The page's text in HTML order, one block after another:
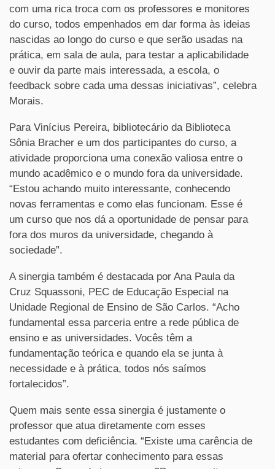
com uma rica troca com os professores e monitores
do curso, todos empenhados em dar forma às ideias
nascidas ao longo do curso e que serão usadas na
prática, em sala de aula, para testar a aplicabilidade
e ouvir da parte mais interessada, a escola, o
feedback sobre cada uma dessas iniciativas”, celebra
Morais.
Para Vinícius Pereira, bibliotecário da Biblioteca
Sônia Bracher e um dos participantes do curso, a
atividade proporciona uma conexão valiosa entre o
mundo acadêmico e o mundo fora da universidade.
“Estou achando muito interessante, conhecendo
novas ferramentas e como elas funcionam. Esse é
um curso que nos dá a oportunidade de pensar para
fora dos muros da universidade, chegando à
sociedade”.
A sinergia também é destacada por Ana Paula da
Cruz Squassoni, PEC de Educação Especial na
Unidade Regional de Ensino de São Carlos. “Acho
fundamental essa parceria entre a rede pública de
ensino e as universidades. Vocês têm a
fundamentação teórica e quando ela se junta à
necessidade e à prática, todos nós saímos
fortalecidos”.
Quem mais sente essa sinergia é justamente o
professor que atua diretamente com esses
estudantes com deficiência. “Existe uma carência de
material para ofertar conhecimento para essas